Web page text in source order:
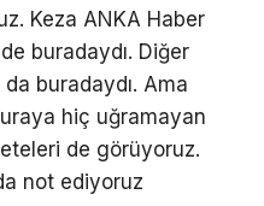
Keza ANKA Haber
buradaydı. Diğer
buradaydı. Ama
hiç uğramayan
de görüyoruz.
not ediyoruz